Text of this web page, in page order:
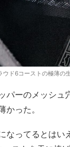
ウド6コーストの極薄の
パーのメッシュ
かった。
なってるとはい